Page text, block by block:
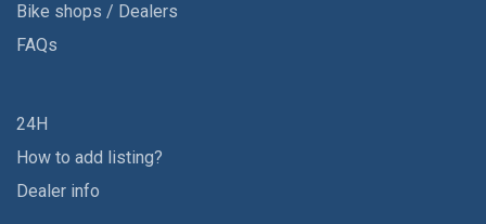
Bike shops / Dealers
FAQs
24H
How to add listing?
Dealer info